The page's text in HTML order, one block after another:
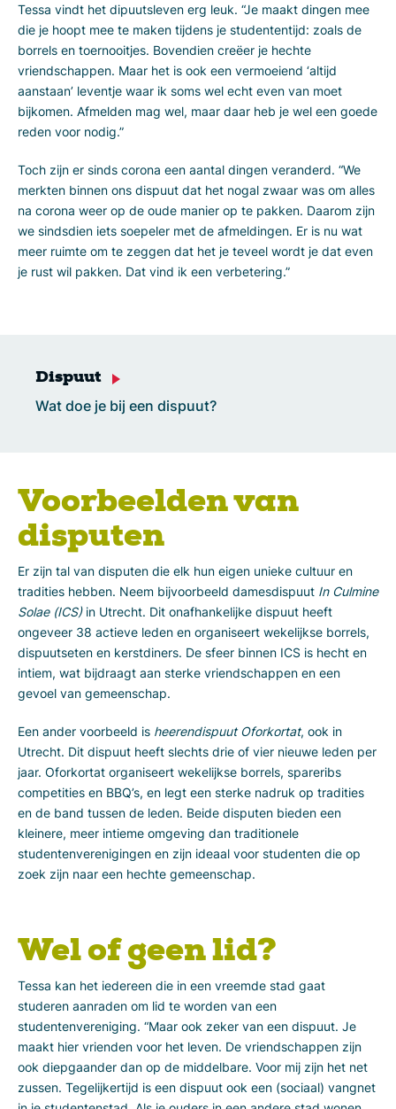
Tessa vindt het dipuutsleven erg leuk. “Je maakt dingen mee
die je hoopt mee te maken tijdens je studententijd: zoals de
borrels en toernooitjes. Bovendien creëer je hechte
vriendschappen. Maar het is ook een vermoeiend ‘altijd
aanstaan’ leventje waar ik soms wel echt even van moet
bijkomen. Afmelden mag wel, maar daar heb je wel een goede
reden voor nodig.”
Toch zijn er sinds corona een aantal dingen veranderd. “We
merkten binnen ons dispuut dat het nogal zwaar was om alles
na corona weer op de oude manier op te pakken. Daarom zijn
we sindsdien iets soepeler met de afmeldingen. Er is nu wat
meer ruimte om te zeggen dat het je teveel wordt je dat even
je rust wil pakken. Dat vind ik een verbetering.”
Dispuut
Wat doe je bij een dispuut?
Voorbeelden van
disputen
Er zijn tal van disputen die elk hun eigen unieke cultuur en
tradities hebben. Neem bijvoorbeeld damesdispuut In Culmine
Solae (ICS)in Utrecht. Dit onafhankelijke dispuut heeft
ongeveer 38 actieve leden en organiseert wekelijkse borrels,
dispuutseten en kerstdiners. De sfeer binnen ICS is hecht en
intiem, wat bijdraagt aan sterke vriendschappen en een
gevoel van gemeenschap.
Een ander voorbeeld is heerendispuut Oforkortat, ook in
Utrecht. Dit dispuut heeft slechts drie of vier nieuwe leden per
jaar. Oforkortat organiseert wekelijkse borrels, spareribs
competities en BBQ’s, en legt een sterke nadruk op tradities
en de band tussen de leden. Beide disputen bieden een
kleinere, meer intieme omgeving dan traditionele
studentenverenigingen en zijn ideaal voor studenten die op
zoek zijn naar een hechte gemeenschap.
Wel of geen lid?
Tessa kan het iedereen die in een vreemde stad gaat
studeren aanraden om lid te worden van een
studentenvereniging. “Maar ook zeker van een dispuut. Je
maakt hier vrienden voor het leven. De vriendschappen zijn
ook diepgaander dan op de middelbare. Voor mij zijn het net
zussen. Tegelijkertijd is een dispuut ook een (sociaal) vangnet